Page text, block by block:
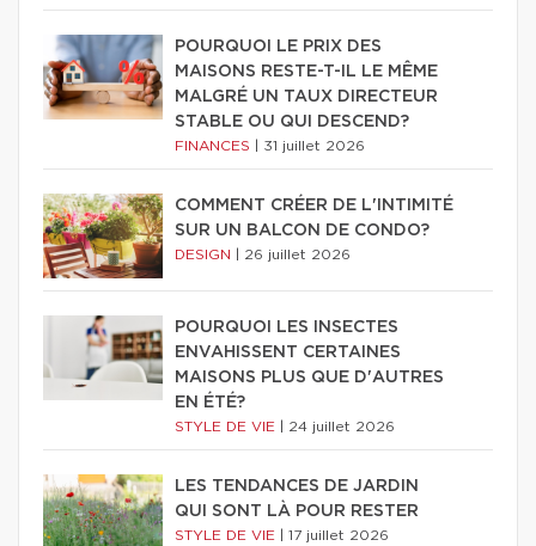
POURQUOI LE PRIX DES
MAISONS RESTE-T-IL LE MÊME
MALGRÉ UN TAUX DIRECTEUR
STABLE OU QUI DESCEND?
FINANCES 31 juillet 2026
COMMENT CRÉER DE L'INTIMITÉ
SUR UN BALCON DE CONDO?
DESIGN 26 juillet 2026
POURQUOI LES INSECTES
ENVAHISSENT CERTAINES
MAISONS PLUS QUE D'AUTRES
EN ÉTÉ?
STYLE DE VIE 24 juillet 2026
LES TENDANCES DE JARDIN
QUI SONT LÀ POUR RESTER
STYLE DE VIE 17 juillet 2026